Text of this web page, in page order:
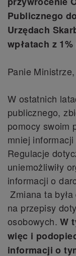
Publicznego
Urzędach
wpłatach z
Panie Ministrze,
W ostatnich
publicznego,
pomocy swoim
mniej informacji
Regulacje
uniemożliwiły
informacji o
Zmiana ta
na przepisy
osobowych.W
więc i
informacji o